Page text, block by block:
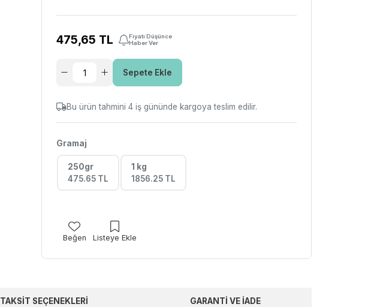
475,65 TL
Fiyatı Düşünce
Haber Ver
Sepete Ekle
Bu ürün tahmini 4 iş gününde kargoya teslim edilir.
Gramaj
250gr
475.65 TL
1 kg
1856.25 TL
Beğen Listeye Ekle
TAKSIT SEÇENEKLERI GARANTI VE İADE